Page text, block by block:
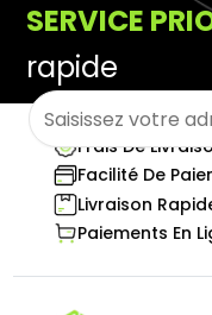
SERVICE
rapide
Frais De
Facilité De
Livraison
Paiements En